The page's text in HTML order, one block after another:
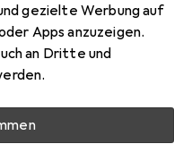
gezielte Werbung auf
Apps anzuzeigen.
an Dritte und
zum Produkt Carhartt